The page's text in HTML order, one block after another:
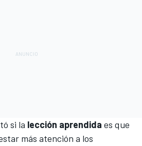
si la lección aprendida es que
más atención a los